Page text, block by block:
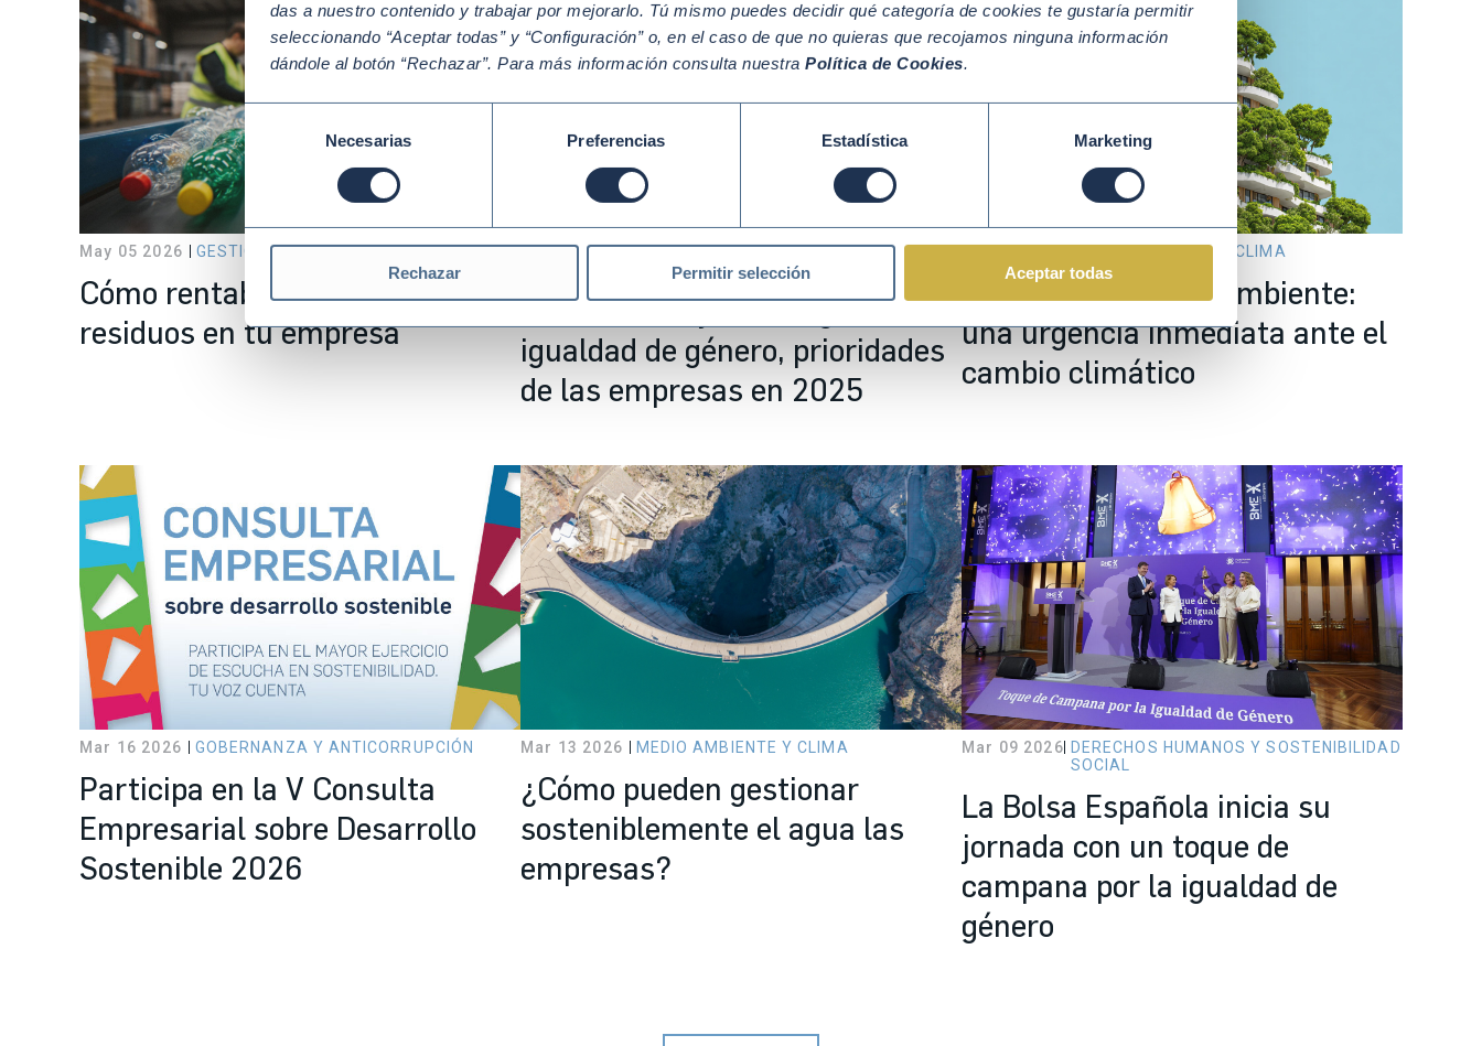
das a nuestro contenido y trabajar por mejorarlo. Tú mismo puedes decidir qué categoría de cookies te gustaría permitir
seleccionando “Aceptar todas” y “Configuración” o, en el caso de que no quieras que recojamos ninguna información
dándole al botón “Rechazar”. Para más información consulta nuestra Política de Cookies.
Selección
de
consentimiento
Necesarias Preferencias Estadística Marketing
Rechazar Permitir selección Aceptar todas
May 05 2026 GESTIÓN EMPRESARIAL SOSTENIBLE
Cómo rentabilizar la gestión de
residuos en tu empresa
Abr 30 2026 DERECHOS HUMANOS Y SOSTENIBILIDAD
SOCIAL
Día del Trabajador: Seguridad e
igualdad de género, prioridades
de las empresas en 2025
Abr 20 2026 MEDIO AMBIENTE Y CLIMA
Empresas y medio ambiente:
una urgencia inmediata ante el
cambio climático
Mar 16 2026 GOBERNANZA Y ANTICORRUPCIÓN
Participa en la V Consulta
Empresarial sobre Desarrollo
Sostenible 2026
Mar 13 2026 MEDIO AMBIENTE Y CLIMA
¿Cómo pueden gestionar
sosteniblemente el agua las
empresas?
Mar 09 2026 DERECHOS HUMANOS Y SOSTENIBILIDAD
SOCIAL
La Bolsa Española inicia su
jornada con un toque de
campana por la igualdad de
género